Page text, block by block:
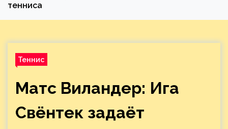
тенниса
Теннис
Матс Виландер: Ига
Свёнтек задаёт